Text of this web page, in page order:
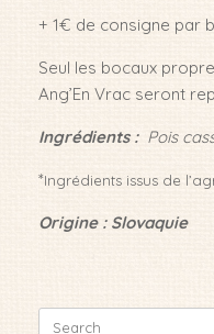
+ 1€ de consigne par
Seul les bocaux
Ang’En Vrac seront
Ingrédients : Pois
*Ingrédients issus de
Origine : Slovaquie